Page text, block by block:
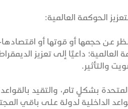
الحوكمة العالمية:
عن حجمها أو قوتها أو
داعيًا إلى تعزيز
والتأثير.
بشكلٍ تام، والتقيد بالقواعد
الداخلية لدولة على باقي